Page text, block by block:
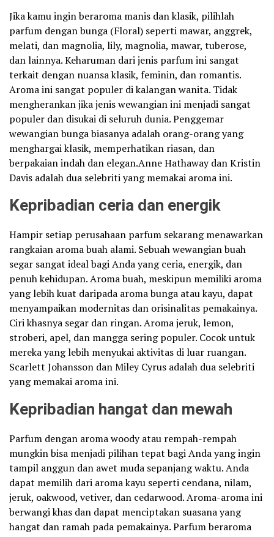
Jika kamu ingin beraroma manis dan klasik, pilihlah
parfum dengan bunga (Floral) seperti mawar, anggrek,
melati, dan magnolia, lily, magnolia, mawar, tuberose,
dan lainnya. Keharuman dari jenis parfum ini sangat
terkait dengan nuansa klasik, feminin, dan romantis.
Aroma ini sangat populer di kalangan wanita. Tidak
mengherankan jika jenis wewangian ini menjadi sangat
populer dan disukai di seluruh dunia. Penggemar
wewangian bunga biasanya adalah orang-orang yang
menghargai klasik, memperhatikan riasan, dan
berpakaian indah dan elegan.Anne Hathaway dan Kristin
Davis adalah dua selebriti yang memakai aroma ini.
Kepribadian ceria dan energik
Hampir setiap perusahaan parfum sekarang menawarkan
rangkaian aroma buah alami. Sebuah wewangian buah
segar sangat ideal bagi Anda yang ceria, energik, dan
penuh kehidupan. Aroma buah, meskipun memiliki aroma
yang lebih kuat daripada aroma bunga atau kayu, dapat
menyampaikan modernitas dan orisinalitas pemakainya.
Ciri khasnya segar dan ringan. Aroma jeruk, lemon,
stroberi, apel, dan mangga sering populer. Cocok untuk
mereka yang lebih menyukai aktivitas di luar ruangan.
Scarlett Johansson dan Miley Cyrus adalah dua selebriti
yang memakai aroma ini.
Kepribadian hangat dan mewah
Parfum dengan aroma woody atau rempah-rempah
mungkin bisa menjadi pilihan tepat bagi Anda yang ingin
tampil anggun dan awet muda sepanjang waktu. Anda
dapat memilih dari aroma kayu seperti cendana, nilam,
jeruk, oakwood, vetiver, dan cedarwood. Aroma-aroma ini
berwangi khas dan dapat menciptakan suasana yang
hangat dan ramah pada pemakainya. Parfum beraroma